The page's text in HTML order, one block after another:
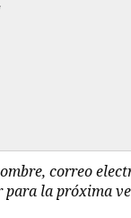
correo
para la próxima